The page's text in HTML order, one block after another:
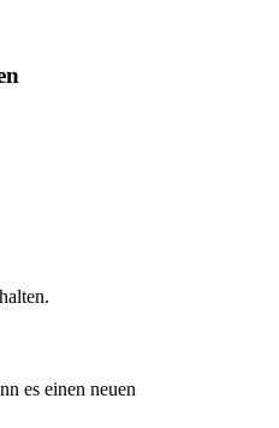
es einen neuen